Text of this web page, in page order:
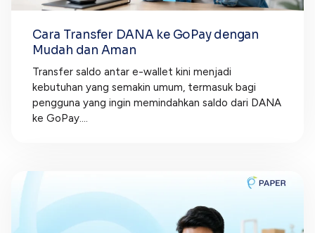
Cara Transfer DANA ke GoPay dengan
Mudah dan Aman
Transfer saldo antar e-wallet kini menjadi
kebutuhan yang semakin umum, termasuk bagi
pengguna yang ingin memindahkan saldo dari DANA
ke GoPay....